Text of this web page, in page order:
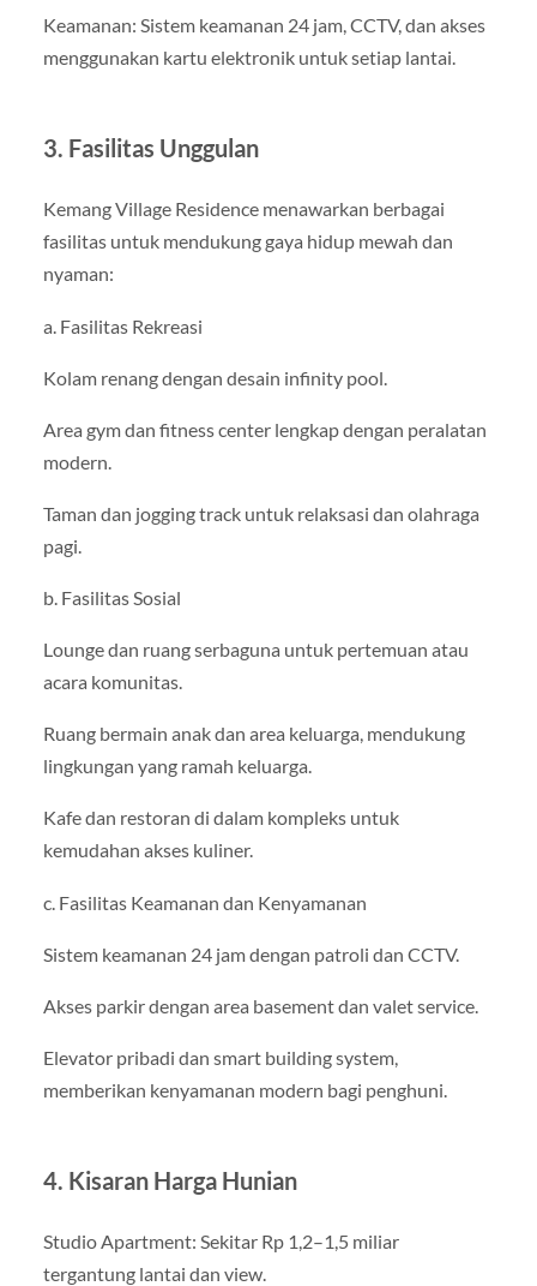
Keamanan: Sistem keamanan 24 jam, CCTV, dan akses
menggunakan kartu elektronik untuk setiap lantai.
3. Fasilitas Unggulan
Kemang Village Residence menawarkan berbagai
fasilitas untuk mendukung gaya hidup mewah dan
nyaman:
a. Fasilitas Rekreasi
Kolam renang dengan desain infinity pool.
Area gym dan fitness center lengkap dengan peralatan
modern.
Taman dan jogging track untuk relaksasi dan olahraga
pagi.
b. Fasilitas Sosial
Lounge dan ruang serbaguna untuk pertemuan atau
acara komunitas.
Ruang bermain anak dan area keluarga, mendukung
lingkungan yang ramah keluarga.
Kafe dan restoran di dalam kompleks untuk
kemudahan akses kuliner.
c. Fasilitas Keamanan dan Kenyamanan
Sistem keamanan 24 jam dengan patroli dan CCTV.
Akses parkir dengan area basement dan valet service.
Elevator pribadi dan smart building system,
memberikan kenyamanan modern bagi penghuni.
4. Kisaran Harga Hunian
Studio Apartment: Sekitar Rp 1,2–1,5 miliar
tergantung lantai dan view.